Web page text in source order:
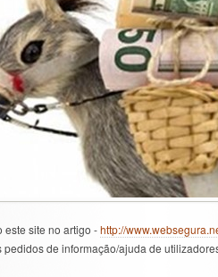
este site no artigo -http://
de informação/ajuda de